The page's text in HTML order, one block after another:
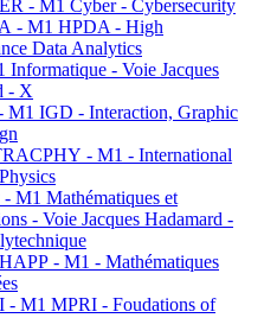
- M1 Cyber - Cybersecurity
- M1 HPDA - High
Data Analytics
Informatique - Voie Jacques
- X
M1 IGD - Interaction, Graphic
- M1 - International
M1 Mathématiques et
- Voie Jacques Hadamard -
- M1 - Mathématiques
- M1 MPRI - Foudations of